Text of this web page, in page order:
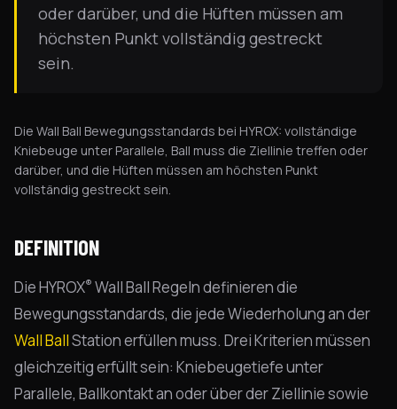
oder darüber, und die Hüften müssen am
höchsten Punkt vollständig gestreckt
sein.
Die Wall Ball Bewegungsstandards bei HYROX: vollständige
Kniebeuge unter Parallele, Ball muss die Ziellinie treffen oder
darüber, und die Hüften müssen am höchsten Punkt
vollständig gestreckt sein.
DEFINITION
Die HYROX® Wall Ball Regeln definieren die
Bewegungsstandards, die jede Wiederholung an der
Wall BallStation erfüllen muss. Drei Kriterien müssen
gleichzeitig erfüllt sein: Kniebeugetiefe unter
Parallele, Ballkontakt an oder über der Ziellinie sowie